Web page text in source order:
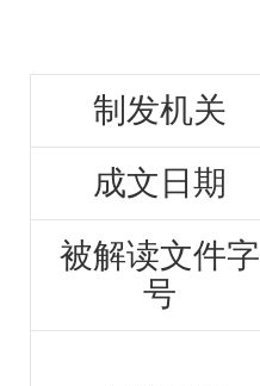
制发机关
成文日期
被解读文件字
号